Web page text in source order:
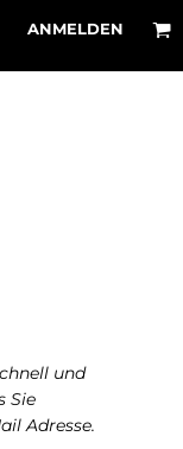
ANMELDEN
und
Sie
Adresse.